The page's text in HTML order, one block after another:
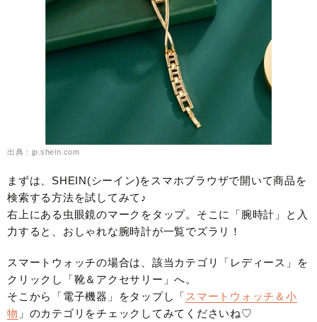
出典：jp.shein.com
まずは、SHEIN(シーイン)をスマホブラウザで開いて商品を
検索する方法を試してみて♪
右上にある虫眼鏡のマークをタップ。そこに「腕時計」と入
力すると、おしゃれな腕時計が一覧でズラリ！
スマートウォッチの場合は、該当カテゴリ「レディース」を
クリックし「靴＆アクセサリー」へ。
そこから「電子機器」をタップし「 スマートウォッチ＆小
物 」のカテゴリをチェックしてみてくださいね♡